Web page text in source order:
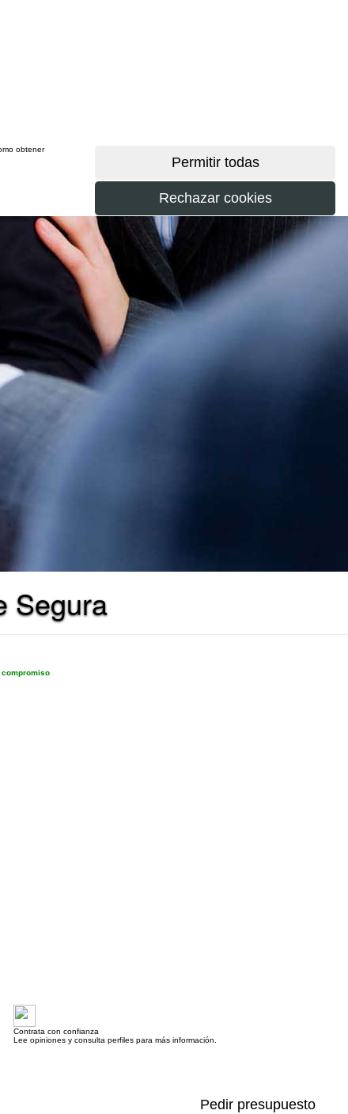
obtener
Segura
Contrata con confianza
Lee opiniones y consulta perfiles para más información.
Pedir presupuesto